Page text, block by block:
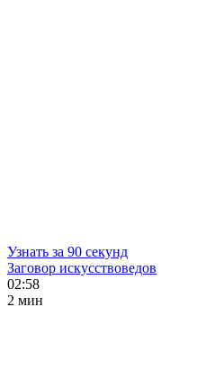
Узнать за 90 секунд
Заговор искусствоведов
02:58
2 мин